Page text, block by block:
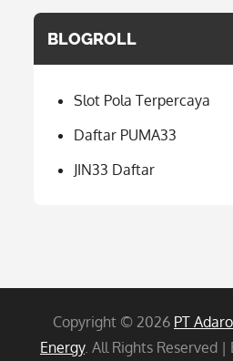
BLOGROLL
Slot Pola Terpercaya
Daftar PUMA33
JIN33 Daftar
Copyright © 2026 PT
Energy. All Rights Reserved